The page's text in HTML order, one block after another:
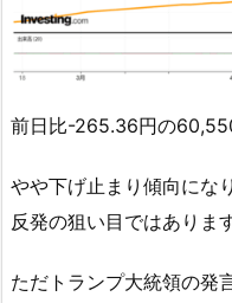
前日比-265.36円の
やや下げ止まり傾向にな
反発の狙い目ではあります
ただトランプ大統領の発